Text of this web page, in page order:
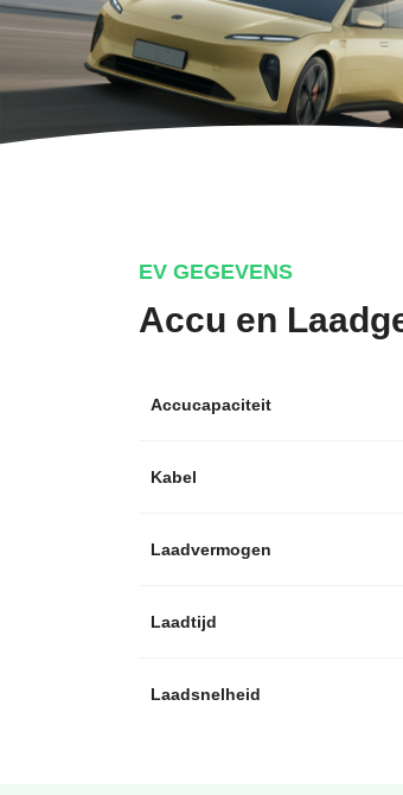
EV GEGEVENS
Accu en
Accucapaciteit
Kabel
Laadvermogen
Laadtijd
Laadsnelheid